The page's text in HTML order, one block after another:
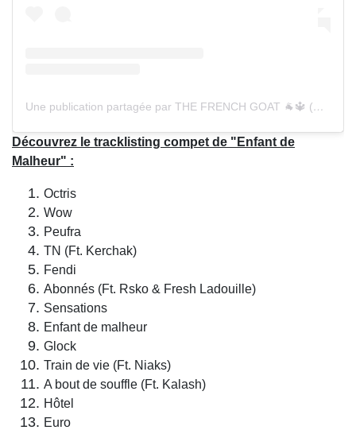
Une publication partagée par THE FRENCH GOAT 🐐🔱 (@malty2bz)
Découvrez le tracklisting compet de "Enfant de
Malheur" :
Octris
Wow
Peufra
TN (Ft. Kerchak)
Fendi
Abonnés (Ft. Rsko & Fresh Ladouille)
Sensations
Enfant de malheur
Glock
Train de vie (Ft. Niaks)
A bout de souffle (Ft. Kalash)
Hôtel
Euro